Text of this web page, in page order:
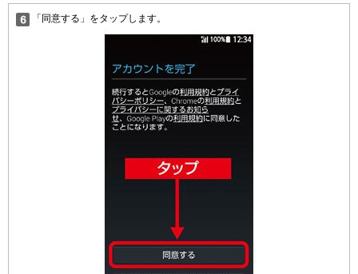
「同意する」をタップします。